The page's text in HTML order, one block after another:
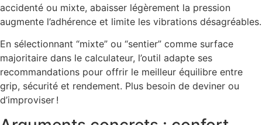
accidenté ou mixte, abaisser légèrement la pression
augmente l’adhérence et limite les vibrations désagréables.
En sélectionnant “mixte” ou “sentier” comme surface
majoritaire dans le calculateur, l’outil adapte ses
recommandations pour offrir le meilleur équilibre entre
grip, sécurité et rendement. Plus besoin de deviner ou
d’improviser !